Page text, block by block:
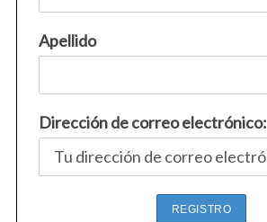
Apellido
Dirección de correo electrónico: